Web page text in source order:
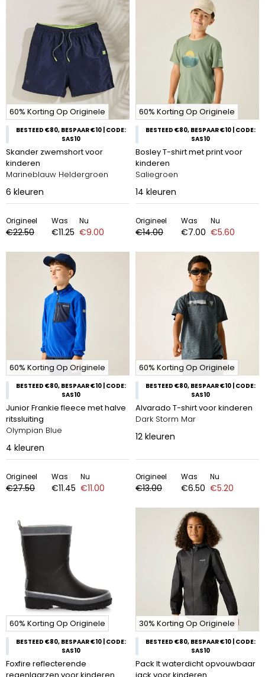
60% Korting Op Originele
BESTEED €80, BESPAAR €10 | CODE:
SAS10
Skander zwemshort voor
kinderen
Marineblauw Heldergroen
6 kleuren
Origineel
€22.50
Was
€11.25
Nu
€9.00
60% Korting Op Originele
BESTEED €80, BESPAAR €10 | CODE:
SAS10
Bosley T-shirt met print voor
kinderen
Saliegroen
14 kleuren
Origineel
€14.00
Was
€7.00
Nu
€5.60
60% Korting Op Originele
BESTEED €80, BESPAAR €10 | CODE:
SAS10
Junior Frankie fleece met halve
ritssluiting
Olympian Blue
4 kleuren
Origineel
€27.50
Was
€11.45
Nu
€11.00
60% Korting Op Originele
BESTEED €80, BESPAAR €10 | CODE:
SAS10
Alvarado T-shirt voor kinderen
Dark Storm Mar
12 kleuren
Origineel
€13.00
Was
€6.50
Nu
€5.20
60% Korting Op Originele
BESTEED €80, BESPAAR €10 | CODE:
SAS10
Foxfire reflecterende
30% Korting Op Originele
BESTEED €80, BESPAAR €10 | CODE:
SAS10
Pack It waterdicht opvouwbaar